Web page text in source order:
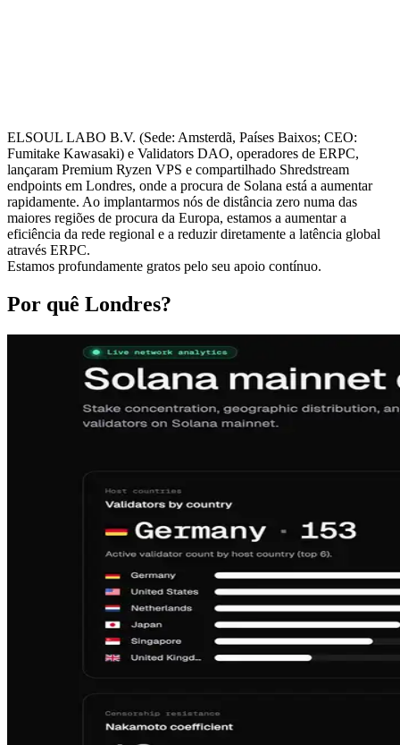
ELSOUL LABO B.V. (Sede: Amsterdã, Países Baixos; CEO:
Fumitake Kawasaki) e Validators DAO, operadores de ERPC,
lançaram Premium Ryzen VPS e compartilhado Shredstream
endpoints em Londres, onde a procura de Solana está a aumentar
rapidamente. Ao implantarmos nós de distância zero numa das
maiores regiões de procura da Europa, estamos a aumentar a
eficiência da rede regional e a reduzir diretamente a latência global
através ERPC.
Estamos profundamente gratos pelo seu apoio contínuo.
Por quê Londres?